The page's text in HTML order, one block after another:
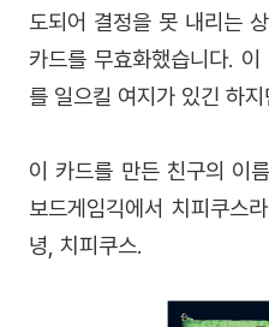
도되어 결정을 못 내리는
카드를 무효화했습니다.
를 일으킬 여지가 있긴 하
이 카드를 만든 친구의 이
보드게임긱에서 치피쿠스
녕, 치피쿠스.